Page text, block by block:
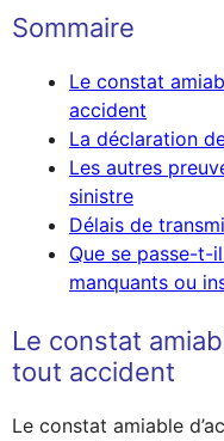
Sommaire
Le constat
accident
La déclaration
Les autres
sinistre
Délais de
Que se passe-t-
manquants ou
Le constat
tout accident
Le constat amiable